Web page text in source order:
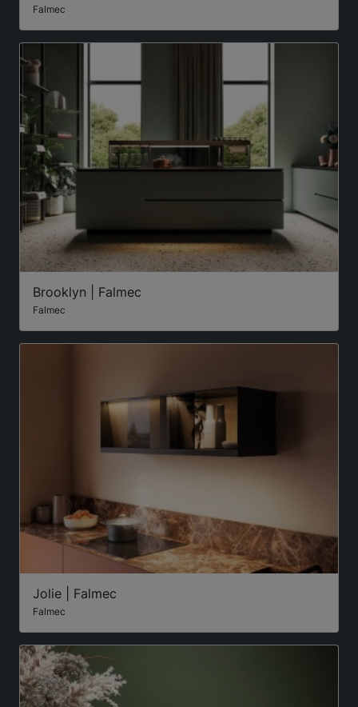
Falmec
Brooklyn | Falmec
Falmec
Jolie | Falmec
Falmec